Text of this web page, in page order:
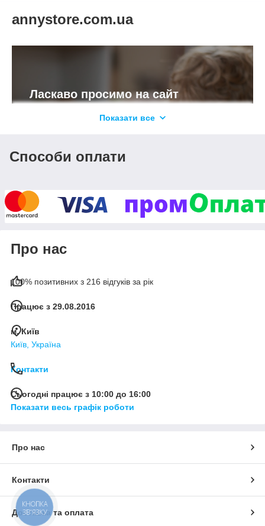
annystore.com.ua
Ласкаво просимо на сайт
«Anny Store»!
трендових іграшок для дітей та
виробників.
Обрати іграшку
Років
Показати все
Способи оплати
Про нас
100% позитивних з 216 відгуків за рік
Працює з 29.08.2016
м. Київ
Київ, Україна
Контакти
Сьогодні працює з 10:00 до 16:00
Показати весь графік роботи
Про нас
Контакти
Доставка та оплата
КНОПКА
ЗВ'ЯЗКУ